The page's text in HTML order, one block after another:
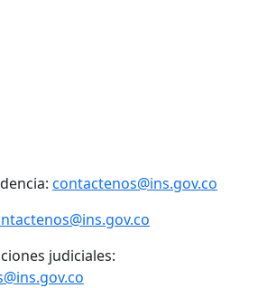
contactenos@ins.gov.co
judiciales: